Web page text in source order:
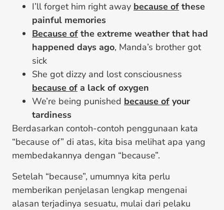
I’ll forget him right away because of these
painful memories
Because of the extreme weather that had
happened days ago, Manda’s brother got
sick
She got dizzy and lost consciousness
because of a lack of oxygen
We’re being punished because of your
tardiness
Berdasarkan contoh-contoh penggunaan kata
“because of” di atas, kita bisa melihat apa yang
membedakannya dengan “because”.
Setelah “because”, umumnya kita perlu
memberikan penjelasan lengkap mengenai
alasan terjadinya sesuatu, mulai dari pelaku